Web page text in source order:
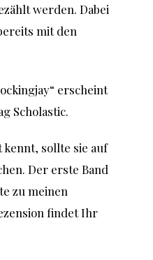
werden. Dabei
mit den
erscheint
Scholastic.
kennt, sollte sie auf
Der erste Band
zu meinen
findet Ihr